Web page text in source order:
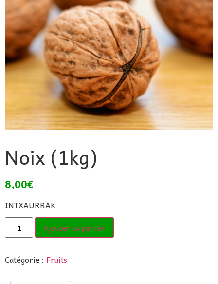
Noix (1kg)
8,00€
INTXAURRAK
Ajouter au panier
Catégorie : Fruits